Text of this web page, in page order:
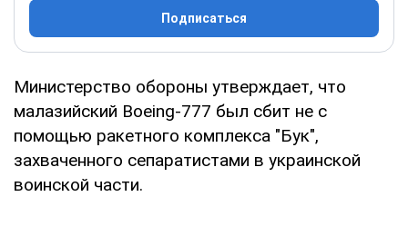
Подписаться
Министерство обороны утверждает, что
малазийский Boeing-777 был сбит не с
помощью ракетного комплекса "Бук",
захваченного сепаратистами в украинской
воинской части.